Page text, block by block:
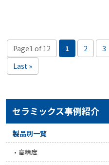
Page1 of 12 1 2 3
Last »
セラミックス事例紹介
製品別一覧
高精度